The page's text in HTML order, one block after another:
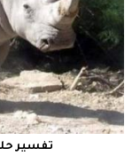
تفسير